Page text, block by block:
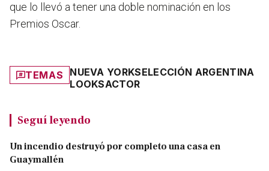
que lo llevó a tener una doble nominación en los
Premios Oscar.
TEMAS NUEVA YORKSELECCIÓN ARGENTINA
LOOKSACTOR
Seguí leyendo
Un incendio destruyó por completo una casa en
Guaymallén